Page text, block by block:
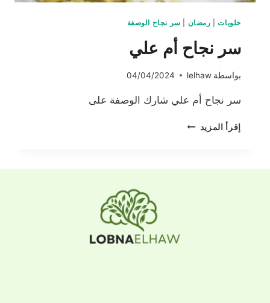
حلويات| رمضان سر نجاح الوصفة
سر نجاح أم علي
بواسطة lelhaw
04/04/2024
سر نجاح أم علي شارك الوصفة على
إقرأ المزيد سر